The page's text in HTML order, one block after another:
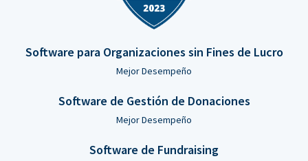
Software para Organizaciones sin Fines de Lucro
Mejor Desempeño
Software de Gestión de Donaciones
Mejor Desempeño
Software de Fundraising